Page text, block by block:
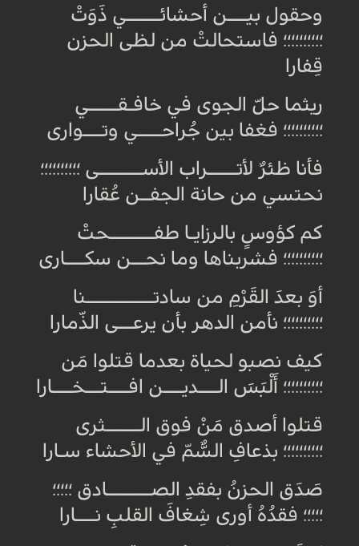
وحقول بيــــن أحشائـــــــي ذَوَتْ
؛؛؛؛؛؛؛؛؛؛ فاستحالتْ من لظى الحزن
قِفارا
ريثما حلّ الجوى في خافـقــــــي
؛؛؛؛؛؛؛؛؛؛ فغفا بين جُراحـــــي وتــــوارى
فأنا ظئرٌ لأتــــــراب الأســـــــــى ؛؛؛؛؛؛؛؛؛؛
نحتسي من حانة الجفــن عُقارا
كم كؤوسٍ بالرزايـا طفـــــــــحتْ
؛؛؛؛؛؛؛؛؛؛ فشربناها وما نحـــن سكــــارى
أوَ بعدَ القَرْمِ من سادتــــــــــــــنا
؛؛؛؛؛؛؛؛؛؛ نأمن الدهر بأن يرعـــى الذّمارا
كيف نصبو لحياة بعدما قتلوا مَن
؛؛؛؛؛؛؛؛؛؛ أَلْبَسَ الــــديــــن افــــتـــخــــارا
قتلوا أصدق مَنْ فوق الـــــــثرى
؛؛؛؛؛؛؛؛؛؛ بذعافِ السُّمّ في الأحشاء سـارا
صَدَق الحزنُ بفقدِ الصـــــــــادق ؛؛؛؛؛
؛؛؛؛؛ فقدُهُ أورى شِغافَ القلبِ نــــارا